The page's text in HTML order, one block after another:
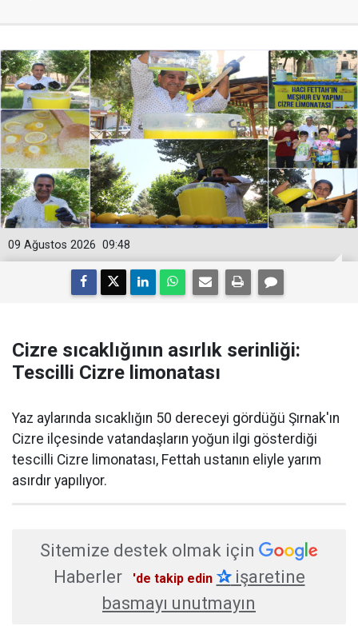
09:48
09 Ağustos 2026
Cizre sıcaklığının asırlık serinliği:
Tescilli Cizre limonatası
Yaz aylarında sıcaklığın 50 dereceyi gördüğü Şırnak'ın
Cizre ilçesinde vatandaşların yoğun ilgi gösterdiği
tescilli Cizre limonatası, Fettah ustanın eliyle yarım
asırdır yapılıyor.
Sitemize destek olmak için
Haberler
'de takip edin ✰işaretine
basmayı unutmayın